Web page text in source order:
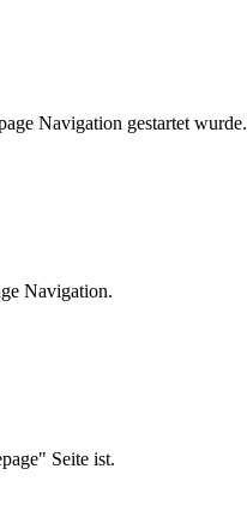
Navigation gestartet wurde.
Navigation.
Seite ist.